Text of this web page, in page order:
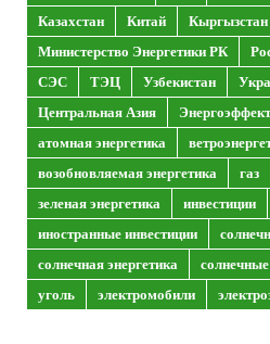
Казахстан
Китай
Кыргызстан
Министерство Энергетики РК
СЭС
ТЭЦ Узбекистан
Центральная Азия
атомная энергетика
возобновляемая энергетика
газ
зеленая энергетика
инвестиции
иностранные инвестиции
солнечная энергетика
уголь
электромобили